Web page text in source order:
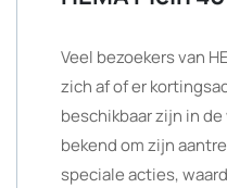
Veel bezoekers van
zich af of er
beschikbaar zijn in
bekend om zijn
speciale acties,